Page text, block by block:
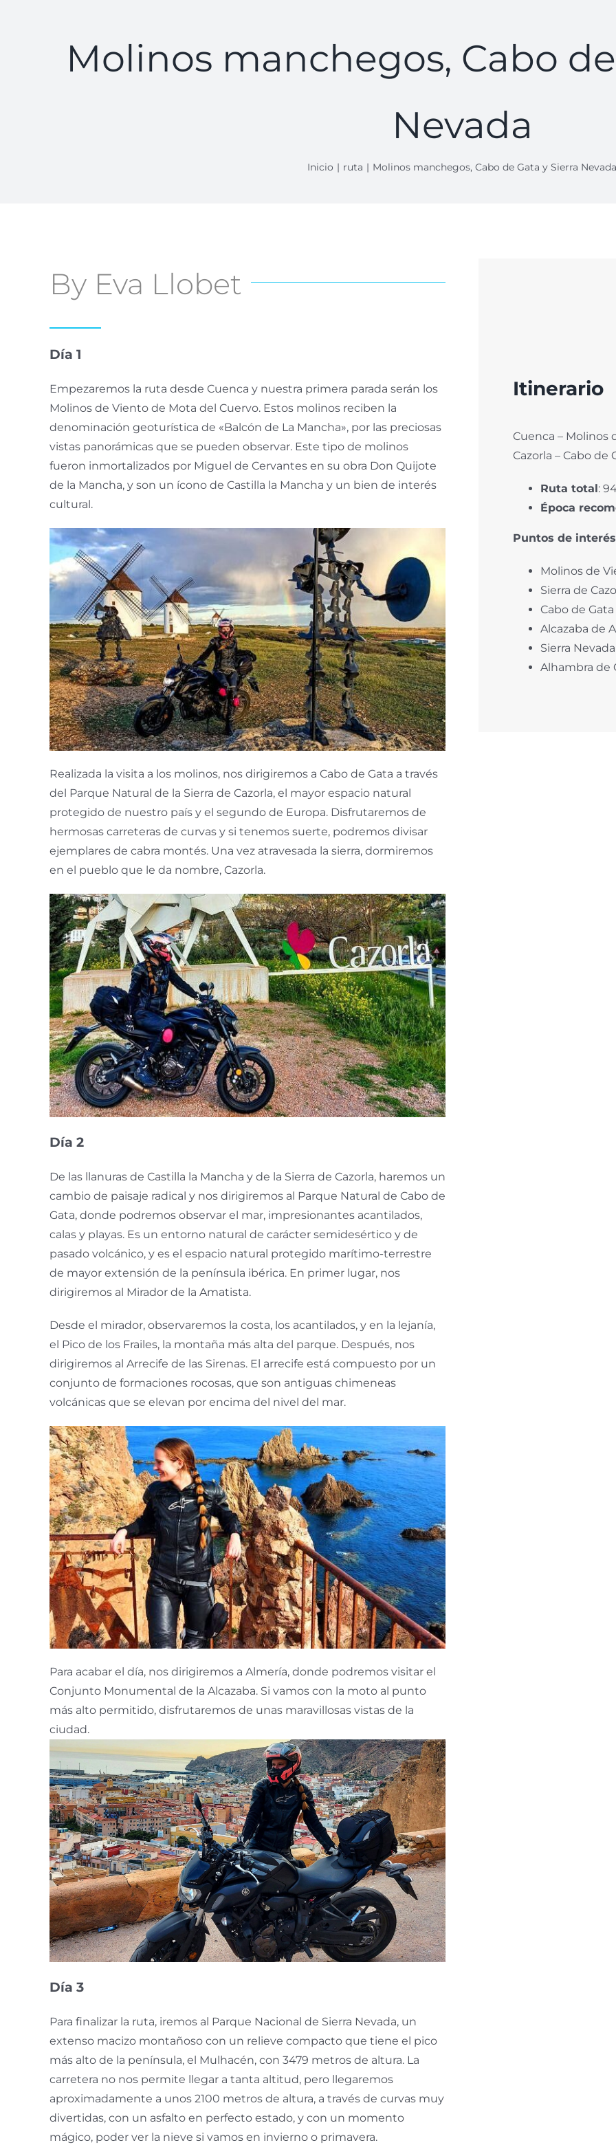
Molinos manchegos, Cabo
Nevada
Inicio ruta Molinos manchegos, Cabo de Gata y Sierra Nevada
By Eva Llobet
Día 1
Empezaremos la ruta desde Cuenca y nuestra primera parada serán los
Molinos de Viento de Mota del Cuervo. Estos molinos reciben la
denominación geoturística de «Balcón de La Mancha», por las preciosas
vistas panorámicas que se pueden observar. Este tipo de molinos
fueron inmortalizados por Miguel de Cervantes en su obra Don Quijote
de la Mancha, y son un ícono de Castilla la Mancha y un bien de interés
cultural.
Realizada la visita a los molinos, nos dirigiremos a Cabo de Gata a través
del Parque Natural de la Sierra de Cazorla, el mayor espacio natural
protegido de nuestro país y el segundo de Europa. Disfrutaremos de
hermosas carreteras de curvas y si tenemos suerte, podremos divisar
ejemplares de cabra montés. Una vez atravesada la sierra, dormiremos
en el pueblo que le da nombre, Cazorla.
Día 2
De las llanuras de Castilla la Mancha y de la Sierra de Cazorla, haremos un
cambio de paisaje radical y nos dirigiremos al Parque Natural de Cabo de
Gata, donde podremos observar el mar, impresionantes acantilados,
calas y playas. Es un entorno natural de carácter semidesértico y de
pasado volcánico, y es el espacio natural protegido marítimo-terrestre
de mayor extensión de la península ibérica. En primer lugar, nos
dirigiremos al Mirador de la Amatista.
Desde el mirador, observaremos la costa, los acantilados, y en la lejanía,
el Pico de los Frailes, la montaña más alta del parque. Después, nos
dirigiremos al Arrecife de las Sirenas. El arrecife está compuesto por un
conjunto de formaciones rocosas, que son antiguas chimeneas
volcánicas que se elevan por encima del nivel del mar.
Para acabar el día, nos dirigiremos a Almería, donde podremos visitar el
Conjunto Monumental de la Alcazaba. Si vamos con la moto al punto
más alto permitido, disfrutaremos de unas maravillosas vistas de la
ciudad.
Día 3
Para finalizar la ruta, iremos al Parque Nacional de Sierra Nevada, un
extenso macizo montañoso con un relieve compacto que tiene el pico
más alto de la península, el Mulhacén, con 3479 metros de altura. La
carretera no nos permite llegar a tanta altitud, pero llegaremos
aproximadamente a unos 2100 metros de altura, a través de curvas muy
divertidas, con un asfalto en perfecto estado, y con un momento
mágico, poder ver la nieve si vamos en invierno o primavera.
Itinerario
Cuenca – Molinos
Cazorla – Cabo de
Ruta total :
Época
Puntos de interés
Molinos de
Sierra de
Cabo de Gata
Alcazaba de
Sierra Nevada
Alhambra de